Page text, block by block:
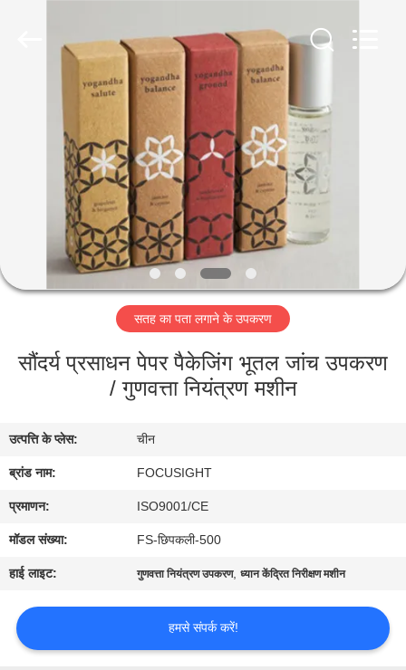
में
भ्रमण
नियंत्रण
संपर्क
करें
एक
सतह का पता लगाने के उपकरण
सौंदर्य प्रसाधन पेपर पैकेजिंग भूतल जांच उपकरण
/ गुणवत्ता नियंत्रण मशीन
उत्पत्ति के प्लेस: चीन
ब्रांड नाम: FOCUSIGHT
प्रमाणन: ISO9001/CE
मॉडल संख्या: FS-छिपकली-500
हाई लाइट: गुणवत्ता नियंत्रण उपकरण,ध्यान केंद्रित निरीक्षण मशीन
हमसे संपर्क करें!